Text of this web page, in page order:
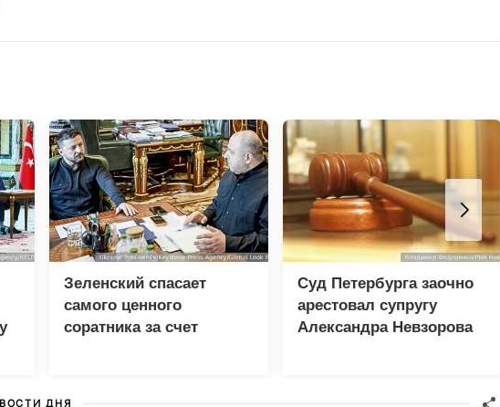
Зеленский спасает
самого ценного
соратника за счет
Суд Петербурга заочно
арестовал супругу
Александра Невзорова
ДНЯ